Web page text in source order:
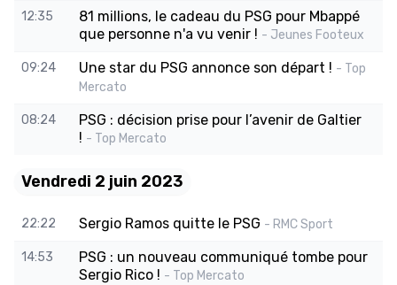
12:35
81 millions, le cadeau du PSG pour Mbappé
que personne n'a vu venir ! - Jeunes Footeux
09:24 Une star du PSG annonce son départ ! - Top
Mercato
08:24
PSG : décision prise pour l’avenir de Galtier
! - Top Mercato
Vendredi 2 juin 2023
22:22 Sergio Ramos quitte le PSG - RMC Sport
14:53
PSG : un nouveau communiqué tombe pour
Sergio Rico ! - Top Mercato